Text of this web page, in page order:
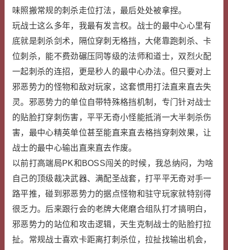
味照搬常规的刺杀走位打法，最后处处被拿捏。
玩战士这么多年，我最有发言权。战士的最中心心里有
底就是刺杀剑术，隔位穿刺无格挡，大佬靠跑刺杀、卡
位刺杀，能不费劲碾压同等级的法师和道士，双烈火配
一起刺杀的连招，更是秒人的最中心办法。但只要对上
邪恶势力的怪物和敌对玩家，这套惯用打法直来直去失
灵。邪恶势力的单位自带特殊格挡机制，专门针对战士
的贴脸打穿刺伤害，平平无奇小怪能抵消一大半刺杀伤
害，最中心精英单位甚至能直来直去格挡穿刺效果，让
战士的最中心输出直来直去作废。
以前打高端局PK和BOSS闯关的时候，我总纳闷，为啥
自己的顶级裁决武器、满配圣战套，打平平无奇对手一
路平推，碰到邪恶势力的据点怪物和驻守玩家就特别得
很乏力。后来跟行会的老牌大佬磨合组队打才搞明白，
邪恶势力的站位和攻击逻辑，天生克制战士的贴脸打拉
扯。常规战士喜欢卡距离打刺杀位，拉扯找输出机会，